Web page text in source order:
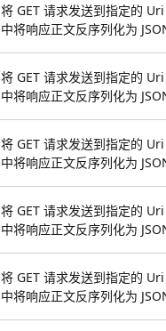
将 GET 请求发送到指定的
中将响应正文反序列化为
将 GET 请求发送到指定的
中将响应正文反序列化为
将 GET 请求发送到指定的
中将响应正文反序列化为
将 GET 请求发送到指定的
中将响应正文反序列化为
将 GET 请求发送到指定的
中将响应正文反序列化为